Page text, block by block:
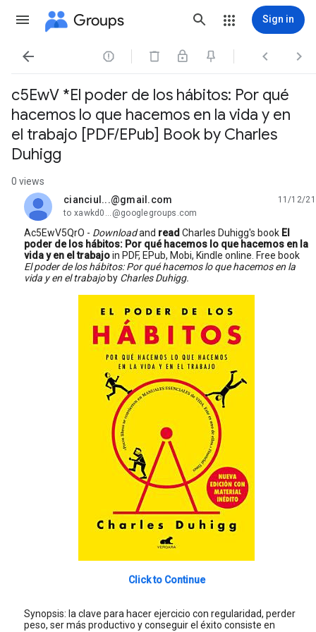
Groups Sign in
   
c5EwV *El poder de los hábitos: Por qué
hacemos lo que hacemos en la vida y en
el trabajo [PDF/EPub] Book by Charles
Duhigg
0 views
cianciul...@gmail.com
unread,
11/12/21
to xawkd0...@googlegroups.com
Ac5EwV5QrO - Downloadand read Charles Duhigg's book El
poder de los hábitos: Por qué hacemos lo que hacemos en la
vida y en el trabajoin PDF, EPub, Mobi, Kindle online. Free book
El poder de los hábitos: Por qué hacemos lo que hacemos en la
vida y en el trabajoby Charles Duhigg.
Click to Continue
Synopsis: la clave para hacer ejercicio con regularidad, perder
peso, ser más productivo y conseguir el éxito consiste en